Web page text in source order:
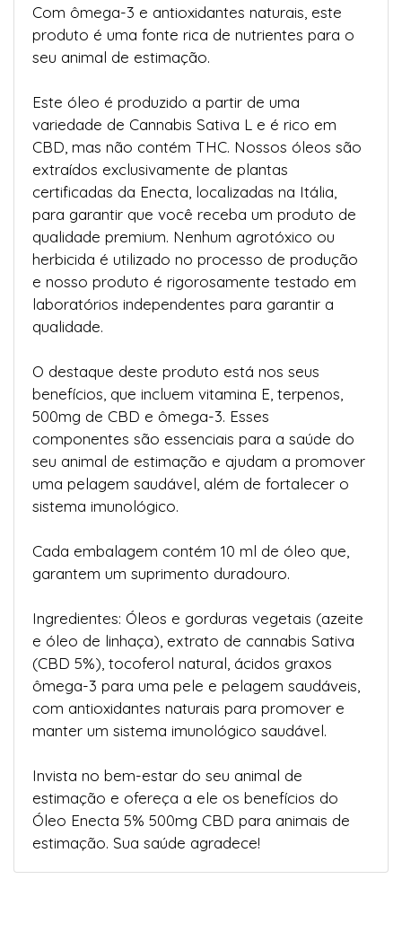
Com ômega-3 e antioxidantes naturais, este
produto é uma fonte rica de nutrientes para o
seu animal de estimação.
Este óleo é produzido a partir de uma
variedade de Cannabis Sativa L e é rico em
CBD, mas não contém THC. Nossos óleos são
extraídos exclusivamente de plantas
certificadas da Enecta, localizadas na Itália,
para garantir que você receba um produto de
qualidade premium. Nenhum agrotóxico ou
herbicida é utilizado no processo de produção
e nosso produto é rigorosamente testado em
laboratórios independentes para garantir a
qualidade.
O destaque deste produto está nos seus
benefícios, que incluem vitamina E, terpenos,
500mg de CBD e ômega-3. Esses
componentes são essenciais para a saúde do
seu animal de estimação e ajudam a promover
uma pelagem saudável, além de fortalecer o
sistema imunológico.
Cada embalagem contém 10 ml de óleo que,
garantem um suprimento duradouro.
Ingredientes: Óleos e gorduras vegetais (azeite
e óleo de linhaça), extrato de cannabis Sativa
(CBD 5%), tocoferol natural, ácidos graxos
ômega-3 para uma pele e pelagem saudáveis,
com antioxidantes naturais para promover e
manter um sistema imunológico saudável.
Invista no bem-estar do seu animal de
estimação e ofereça a ele os benefícios do
Óleo Enecta 5% 500mg CBD para animais de
estimação. Sua saúde agradece!